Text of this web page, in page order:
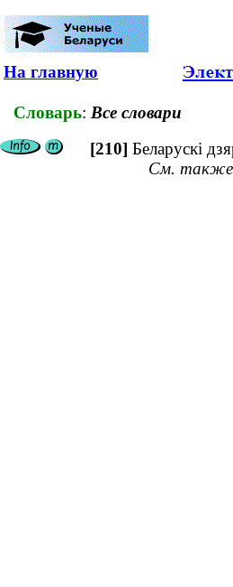
На главную
Словарь: Все словари
[210] Беларускі
См.